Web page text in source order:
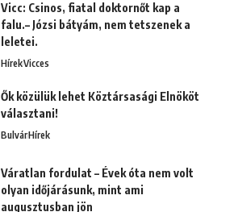
Vicc: Csinos, fiatal doktornőt kap a
falu.– Józsi bátyám, nem tetszenek a
leletei.
HírekVicces
Ők közülük lehet Köztársasági Elnököt
választani!
BulvárHírek
Váratlan fordulat – Évek óta nem volt
olyan időjárásunk, mint ami
augusztusban jön